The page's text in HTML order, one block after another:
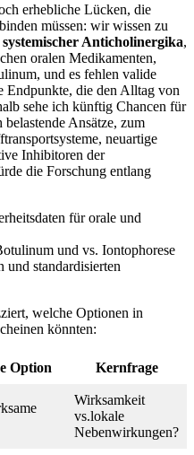
erhebliche​ Lücken, die
müssen: wir wissen zu
Anticholinergika,
⁤oralen ‍Medikamenten,⁤
und es fehlen valide
Endpunkte, die den Alltag von
sehe ich künftig ⁣Chancen ‌für
Ansätze, zum
‍neuartige‍
⁣Inhibitoren der⁣
die Forschung entlang‌
für orale und
und⁣ vs. ⁣Iontophorese
standardisierten
welche Optionen in
könnten:
Option Kernfrage
Wirksamkeit⁣
vs.lokale
Nebenwirkungen?